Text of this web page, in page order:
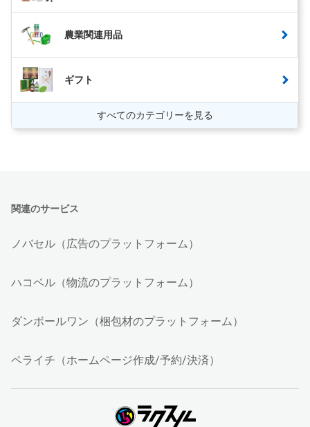
農業関連用品
ギフト
すべてのカテゴリーを見る
関連のサービス
ノバセル（広告のプラットフォーム）
ハコベル（物流のプラットフォーム）
ダンボールワン（梱包材のプラットフォーム）
ペライチ（ホームページ作成/予約/決済）